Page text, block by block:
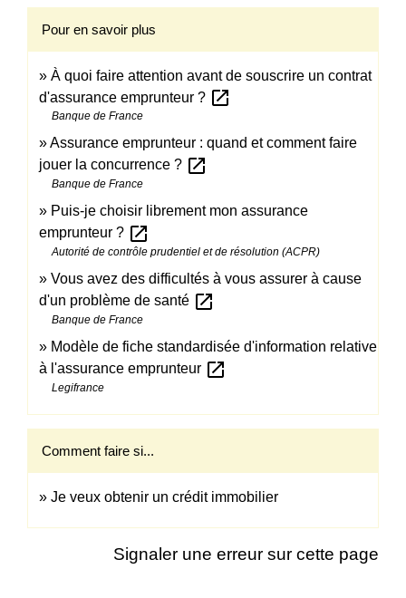
Pour en savoir plus
À quoi faire attention avant de souscrire un contrat
d'assurance emprunteur ? open_in_new
Banque de France
Assurance emprunteur : quand et comment faire
jouer la concurrence ? open_in_new
Banque de France
Puis-je choisir librement mon assurance
emprunteur ? open_in_new
Autorité de contrôle prudentiel et de résolution (ACPR)
Vous avez des difficultés à vous assurer à cause
d'un problème de santé open_in_new
Banque de France
Modèle de fiche standardisée d'information relative
à l'assurance emprunteur open_in_new
Legifrance
Comment faire si...
Je veux obtenir un crédit immobilier
Signaler une erreur sur cette page